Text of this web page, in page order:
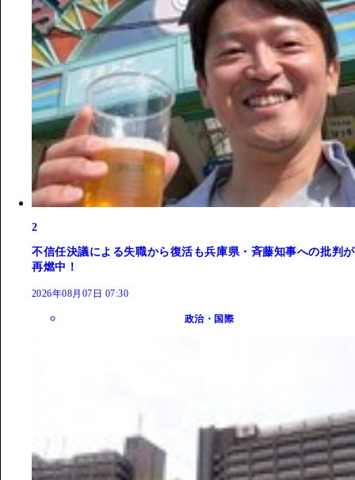
2
不信任決議による失職から復活も兵庫県・斉藤知事への批判が
再燃中！
2026年08月07日 07:30
政治・国際